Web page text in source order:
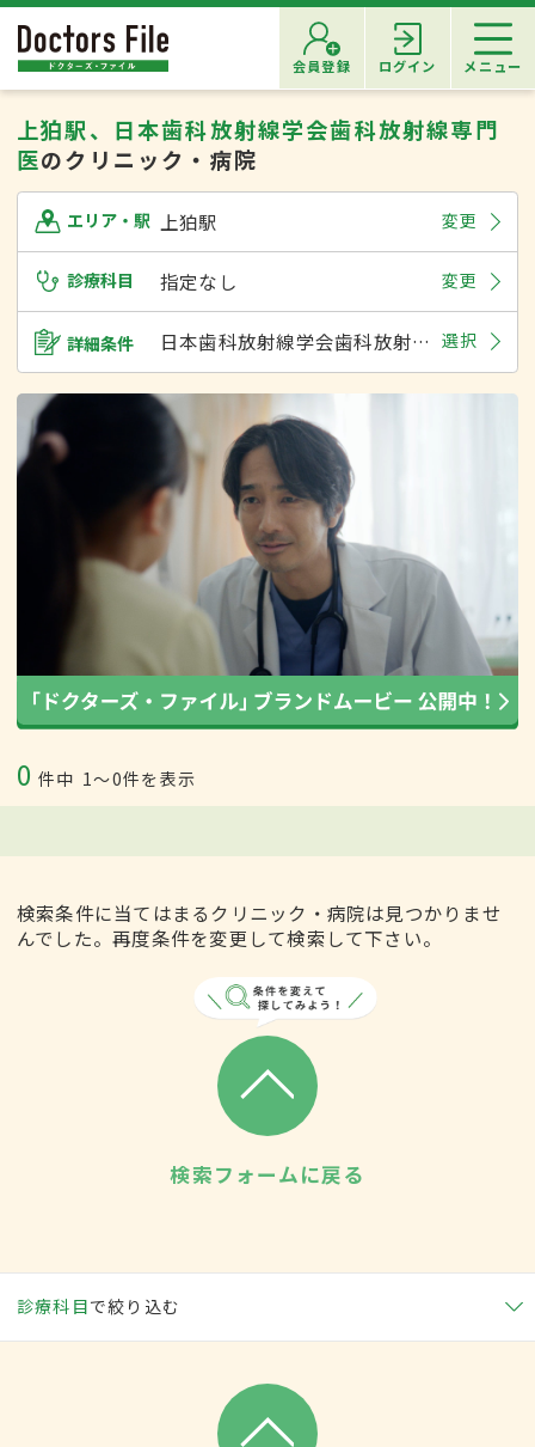
会員登録 ログイン メニュー
上狛駅、日本歯科放射線学会歯科放射線専門
医のクリニック・病院
エリア・駅 上狛駅 変更
診療科目 指定なし 変更
詳細条件 日本歯科放射線学会歯科放射線専門医 選択
0 件中 1〜0件を表示
検索条件に当てはまるクリニック・病院は見つかりませ
んでした。再度条件を変更して検索して下さい。
検索フォームに戻る
診療科目で絞り込む